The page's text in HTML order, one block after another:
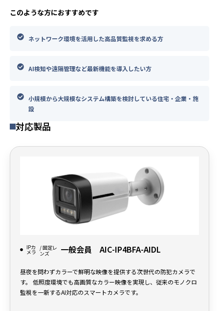
このような方におすすめです
ネットワーク環境を活用した高品質監視を求める方
AI検知や遠隔管理など最新機能を導入したい方
小規模から大規模なシステム構築を検討している住宅・企業・施
設
対応製品
IPカ
メラ
/ 固定レ
ンズ
一般会員 AIC-IP4BFA-AIDL
昼夜を問わずカラーで鮮明な映像を提供する次世代の防犯カメラで
す。 低照度環境でも高画質なカラー映像を実現し、従来のモノクロ
監視を一新するAI対応のスマートカメラです。